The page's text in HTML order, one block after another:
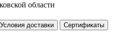
области
Условия доставки
Сертификаты